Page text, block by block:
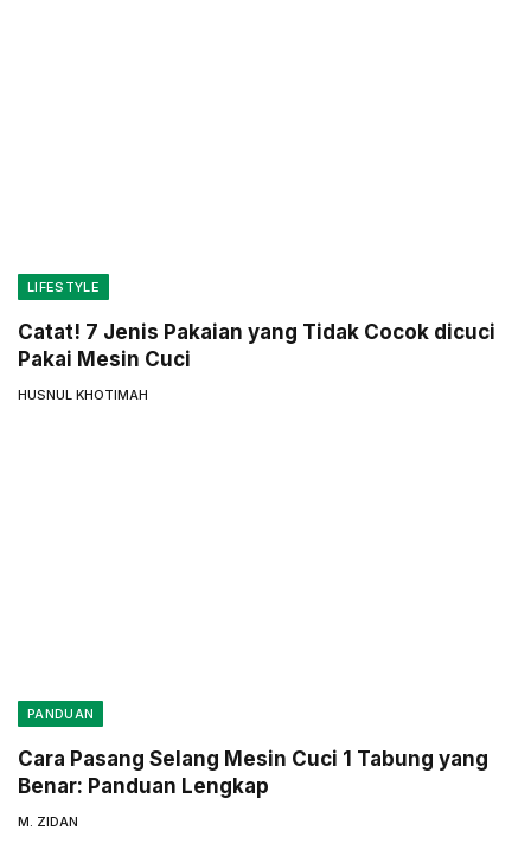
LIFESTYLE
Catat! 7 Jenis Pakaian yang Tidak Cocok dicuci
Pakai Mesin Cuci
HUSNUL KHOTIMAH
PANDUAN
Cara Pasang Selang Mesin Cuci 1 Tabung yang
Benar: Panduan Lengkap
M. ZIDAN